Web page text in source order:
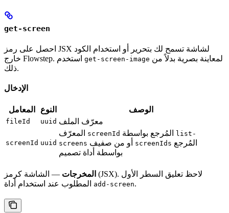
get-screen
احصل على رمز JSX لشاشة تسمح لك بتحرير أو استخدام الكود
get-screen-image
ذلك.
الإدخال
المعامل النوع الوصف
fileId uuid معرّف الملف
screenId uuid
screenId
list-
screens
screenIds
بواسطة أداة تصميم
المخرجات — الشاشة كرمز (JSX). لاحظ تعليق السطر الأول
add-screen.